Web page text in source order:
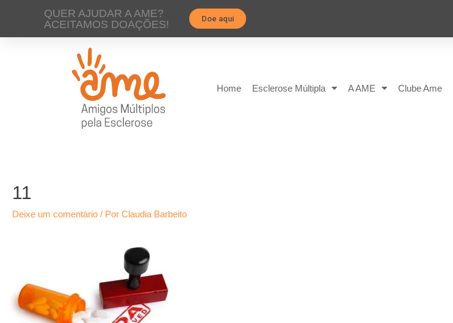
QUER AJUDAR A AME?
ACEITAMOS DOAÇÕES!
Doe aqui
Home Esclerose Múltipla A AME Clube Ame
11
Deixe um comentário / Por Claudia Barbeito